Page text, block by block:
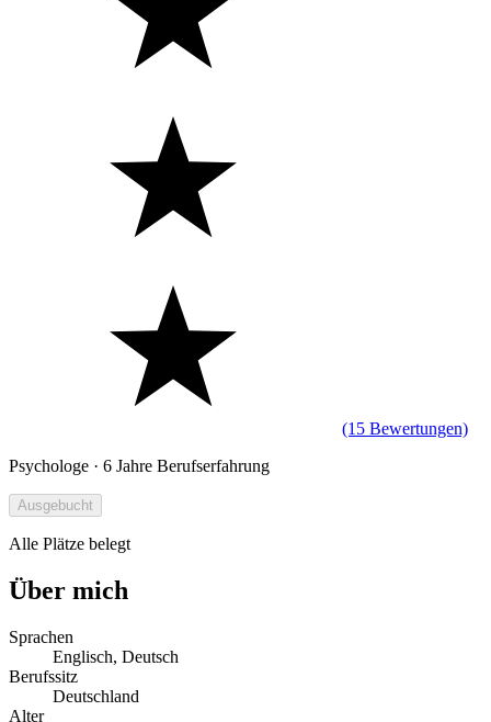
(15 Bewertungen)
Psychologe · 6 Jahre Berufserfahrung
Ausgebucht
Alle Plätze belegt
Über mich
Sprachen
Englisch, Deutsch
Berufssitz
Deutschland
Alter